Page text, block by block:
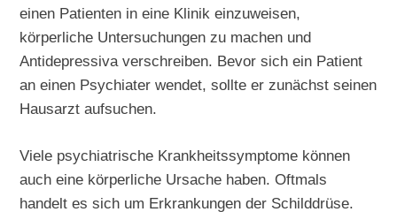
einen Patienten in eine Klinik einzuweisen,
körperliche Untersuchungen zu machen und
Antidepressiva verschreiben. Bevor sich ein Patient
an einen Psychiater wendet, sollte er zunächst seinen
Hausarzt aufsuchen.
Viele psychiatrische Krankheitssymptome können
auch eine körperliche Ursache haben. Oftmals
handelt es sich um Erkrankungen der Schilddrüse.